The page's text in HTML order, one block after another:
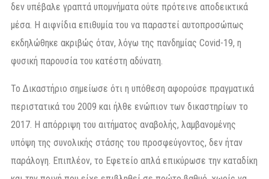
δεν υπέβαλε γραπτά υπομνήματα ούτε πρότεινε αποδεικτικά
μέσα. Η αιφνίδια επιθυμία του να παραστεί αυτοπροσώπως
εκδηλώθηκε ακριβώς όταν, λόγω της πανδημίας Covid-19, η
φυσική παρουσία του κατέστη αδύνατη.
Το Δικαστήριο σημείωσε ότι η υπόθεση αφορούσε πραγματικά
περιστατικά του 2009 και ήλθε ενώπιον των δικαστηρίων το
2017. Η απόρριψη του αιτήματος αναβολής, λαμβανομένης
υπόψη της συνολικής στάσης του προσφεύγοντος, δεν ήταν
παράλογη. Επιπλέον, το Εφετείο απλά επικύρωσε την καταδίκη